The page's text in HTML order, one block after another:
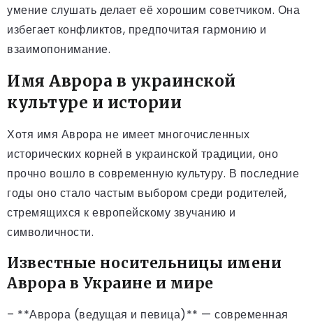
умение слушать делает её хорошим советчиком. Она
избегает конфликтов, предпочитая гармонию и
взаимопонимание.
Имя Аврора в украинской
культуре и истории
Хотя имя Аврора не имеет многочисленных
исторических корней в украинской традиции, оно
прочно вошло в современную культуру. В последние
годы оно стало частым выбором среди родителей,
стремящихся к европейскому звучанию и
символичности.
Известные носительницы имени
Аврора в Украине и мире
– **Аврора (ведущая и певица)** — современная